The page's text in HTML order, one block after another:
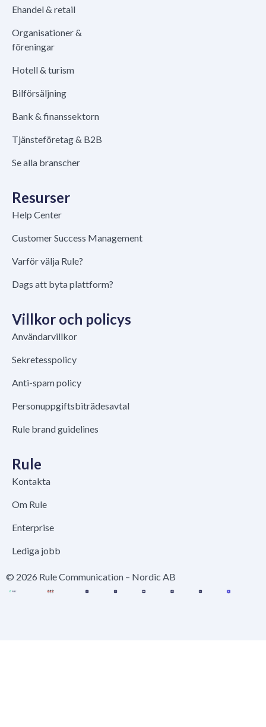
Ehandel & retail
Organisationer &
föreningar
Hotell & turism
Bilförsäljning
Bank & finanssektorn
Tjänsteföretag & B2B
Se alla branscher
Resurser
Help Center
Customer Success Management
Varför välja Rule?
Dags att byta plattform?
Villkor och policys
Användarvillkor
Sekretesspolicy
Anti-spam policy
Personuppgiftsbiträdesavtal
Rule brand guidelines
Rule
Kontakta
Om Rule
Enterprise
Lediga jobb
© 2026 Rule Communication – Nordic AB